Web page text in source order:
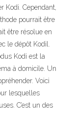
Kodi. Cependant,
pourrait être
être résolue en
le dépôt Kodil.
Kodi est la
à domicile. Un
Voici
lesquelles
C’est un des